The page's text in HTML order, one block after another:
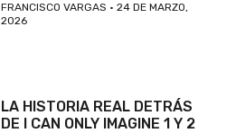
FRANCISCO VARGAS
24 DE MARZO,
2026
LA HISTORIA REAL DETRÁS
DE I CAN ONLY IMAGINE 1 Y 2